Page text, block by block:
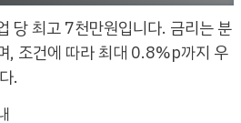
당 최고 7천만원입니다. 금리는 분
, 조건에 따라 최대 0.8%p까지 우
.